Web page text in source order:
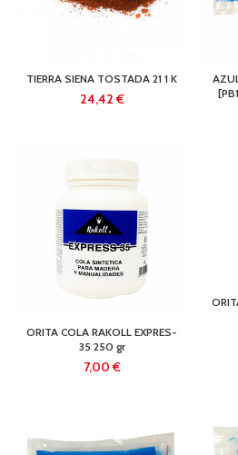
TIERRA SIENA TOSTADA 21 1 K
€
ORITA COLA RAKOLL EXPRES-
35 250 gr
€